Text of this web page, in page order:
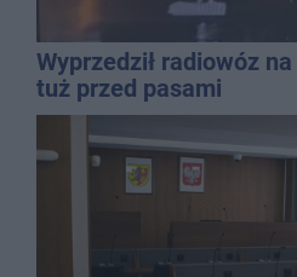
Wyprzedził radiowóz
tuż przed pasami